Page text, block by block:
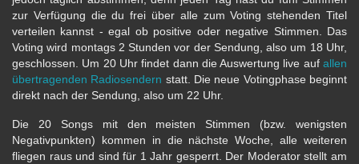
zur Verfügung die du frei über alle zum Voting stehenden Titel
verteilen kannst - egal ob positive oder negative Stimmen. Das
Voting wird montags 2 Stunden vor der Sendung, also um 18 Uhr,
geschlossen. Um 20 Uhr findet dann die Auswertung live auf allen
übertragenden Radiosendern statt. Die neue Votingphase beginnt
direkt nach der Sendung, also um 22 Uhr.
Die 20 Songs mit den meisten Stimmen (bzw. wenigsten
Negativpunkten) kommen in die nächste Woche, alle weiteren
fliegen raus und sind für 1 Jahr gesperrt. Der Moderator stellt am